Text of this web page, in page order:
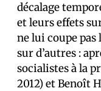
décalage
et leurs effets
ne lui coupe pas
sur d’autres :
socialistes à la
2012) et Benoît